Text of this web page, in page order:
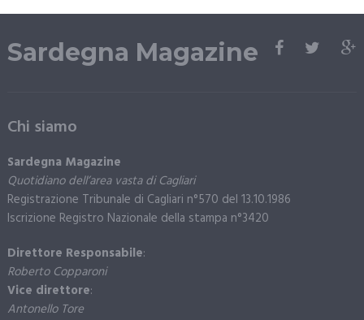
Sardegna Magazine
Chi siamo
Sardegna Magazine
Quotidiano dell’area vasta di Cagliari
Registrazione Tribunale di Cagliari n°570 del 13.10.1986
Iscrizione Registro Nazionale della stampa n°3420
Direttore Responsabile:
Roberto Copparoni
Vice direttore:
Antonello Tore